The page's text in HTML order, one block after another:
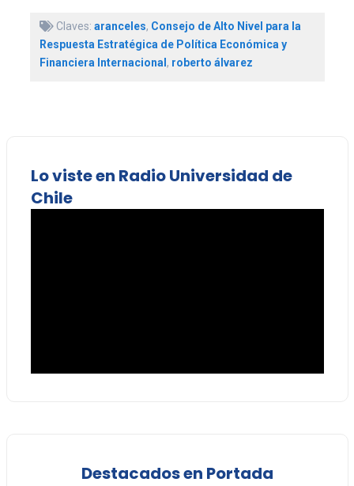
Claves: aranceles, Consejo de Alto Nivel para la
Respuesta Estratégica de Política Económica y
Financiera Internacional, roberto álvarez
Lo viste en Radio Universidad de
Chile
Destacados en Portada